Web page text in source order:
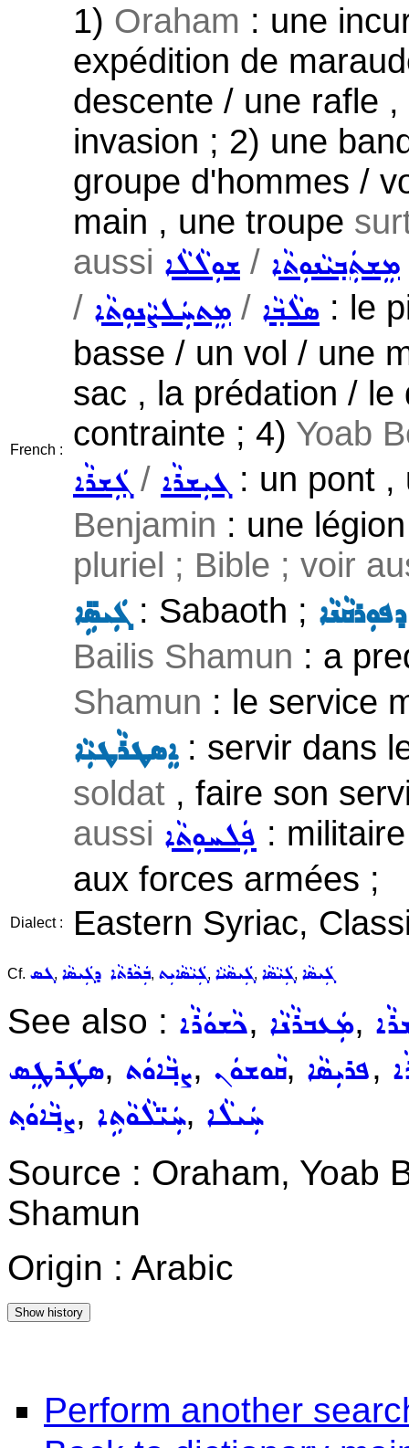
French :
1) Oraham : une
expédition de
descente / une rafle
invasion ; 2) une
groupe d'hommes /
main , une troupe
aussi ܫܘܼܠܵܠܵܐ / ܡܸܫܬܲܒ݂ܝܵܢܘܼܬܵܐ
/ ܡܸܬܚܲܠܨܵܢܘܼܬܵܐ / ܣܠܵܒ݂ܵܐ : le
basse / un vol / une
sac , la prédation / le
contrainte ; 4) Yoab
ܓܲܫܪܵܐ / ܓܝܼܫܪܵܐ : un pont
Benjamin : une
pluriel ; Bible ; voir
ܓܲܝܣܹ̈ܐ: Sabaoth ;
Bailis Shamun : a
Shamun : le service
ܐܸܣܛܪܵܛܝܼܵܐ: servir dans
soldat , faire son
aussi ܦܲܠܚܘܼܬܵܐ :
aux forces armées ;
Dialect : Eastern Syriac,
Cf. ܓܣ, ܒܲܟܵܪܬܵܐ ܕܓܲܝܣܵܐ, ܓܲܝܵܣܵܐܝܼܬ, ܓܲܝܣܵܝܵܐ, ܓܲܝܵܣܵܐ, ܓܲܝܣܵܐ
See also : ܟܵܫܘܿܪܵܐ, ܡܲܥܒܪܵܢܵܐ,
ܣܛܲܪܛܸܣ, ܨܒ݂ܵܐܘܿܬ, ܩܵܘܫܘܿܢ, ܦܪܝܼܣܵܐ,
ܨܒ݂ܵܐܘܿܬ݂, ܚܲܝ̈ܠܵܘܵܬܹܐ, ܚܲܝܠܵܐ
Source : Oraham, Yoab
Shamun
Origin : Arabic
Perform another